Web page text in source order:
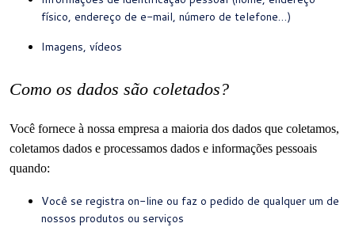
físico, endereço de e-mail, número de telefone…)
Imagens, vídeos
Como os dados são coletados?
Você fornece à nossa empresa a maioria dos dados que coletamos,
coletamos dados e processamos dados e informações pessoais
quando:
Você se registra on-line ou faz o pedido de qualquer um de
nossos produtos ou serviços